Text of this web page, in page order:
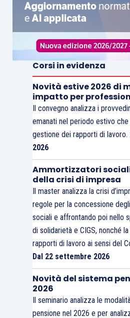
Corsi in evidenza
Novità estive 2026 di
impatto per
Il convegno analizza i
emanati nel periodo estivo
gestione dei rapporti di lavoro.
2026
Ammortizzatori
della crisi di impresa
Il master analizza la crisi
regole per la concessione
sociali e affrontando poi nello
di solidarietà e CIGS, nonché
rapporti di lavoro ai sensi del
Dal 22 settembre 2026
Novità del sistema
2026
Il seminario analizza le
pensione nel 2026 e per